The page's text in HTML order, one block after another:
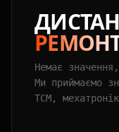
Немає
Ми приймаємо
TCM,